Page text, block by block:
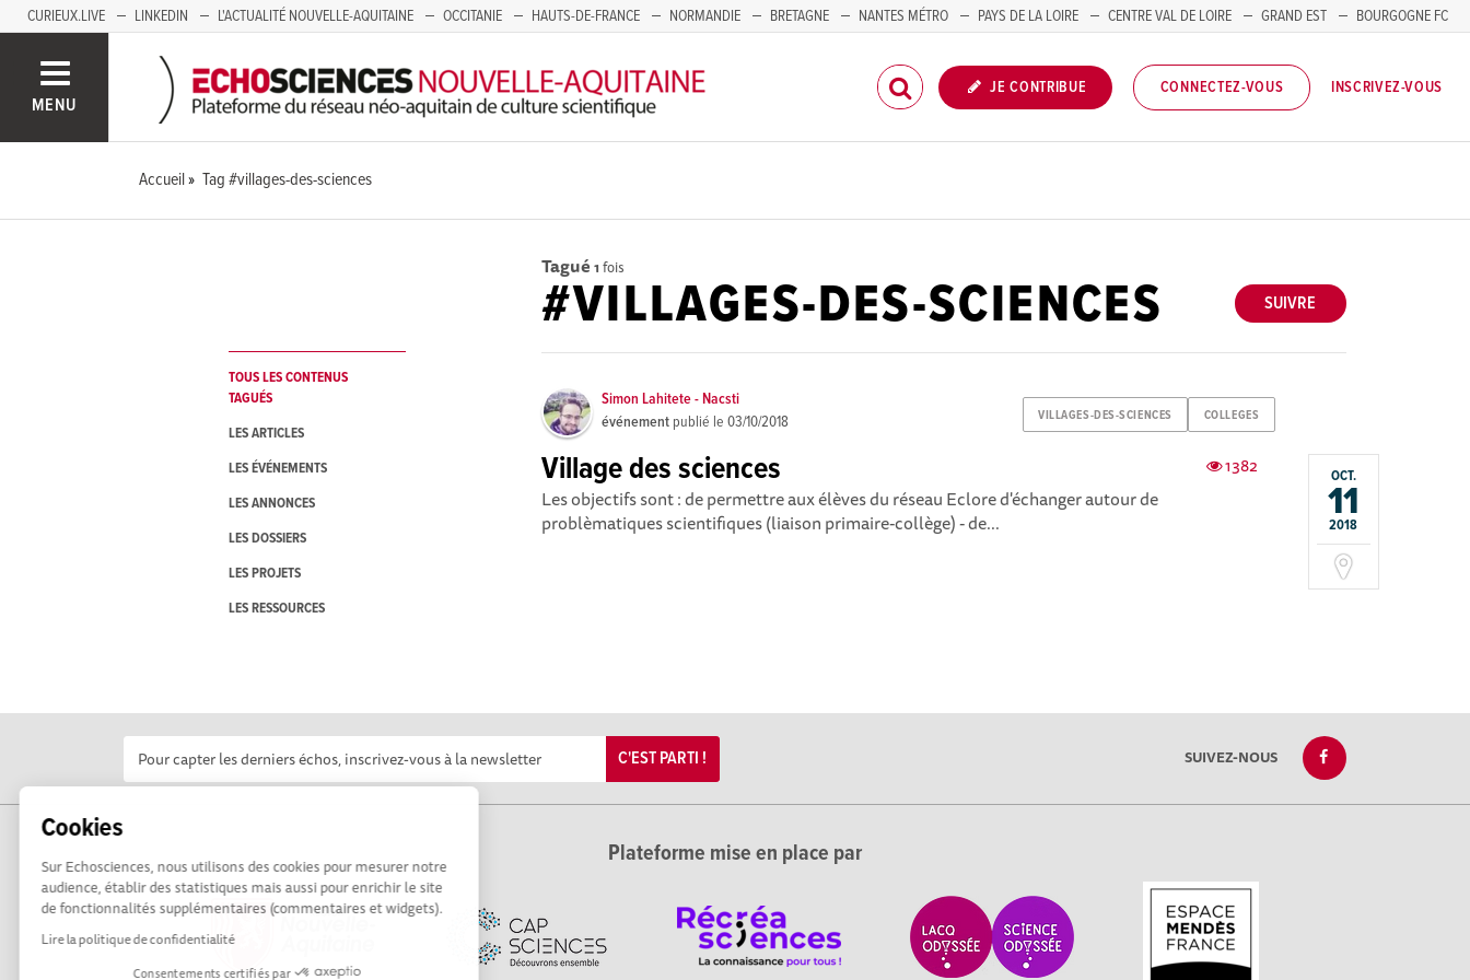
Cookies
Sur Echosciences, nous utilisons des cookies pour mesurer notre
audience, établir des statistiques mais aussi pour enrichir le site
de fonctionnalités supplémentaires (commentaires et widgets).
Lire la politique de confidentialité
Consentements certifiés par
CURIEUX.LIVE LINKEDIN L'ACTUALITÉ NOUVELLE-AQUITAINE OCCITANIE HAUTS-DE-FRANCE NORMANDIE BRETAGNE NANTES MÉTRO PAYS DE LA LOIRE CENTRE VAL DE LOIRE GRAND EST
BOURGOGNE FC
MENU
JE CONTRIBUE CONNECTEZ-VOUS INSCRIVEZ-VOUS
Accueil Tag #villages-des-sciences
TOUS LES CONTENUS
TAGUÉS
LES ARTICLES
LES ÉVÉNEMENTS
LES ANNONCES
LES DOSSIERS
LES PROJETS
LES RESSOURCES
Tagué 1 fois
SUIVRE
#VILLAGES-DES-SCIENCES
VILLAGES-DES-SCIENCES COLLEGES
Simon Lahitete - Nacsti
événement publié le03/10/2018
OCT.
11
2018
1382
Village des sciences
Les objectifs sont : de permettre aux élèves du réseau Eclore d'échanger autour de
problèmatiques scientifiques (liaison primaire-collège) - de...
C'EST PARTI ! SUIVEZ-NOUS
Plateforme mise en place par